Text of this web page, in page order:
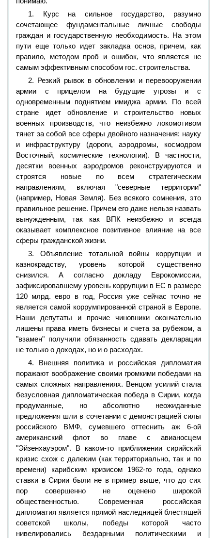
1. Курс на сильное государство, разумно
сочетающее фундаментальные личные свободы
граждан и государственную необходимость. На этом
пути еще только идет закладка основ, причем, как
правило, методом проб и ошибок, что является не
самым эффективным способом гос. строительства.
2. Резкий рывок в обновлении и перевооружении
армии с прицелом на будущие угрозы и с
одновременным поднятием имиджа армии. По всей
стране идет обновление и строительство новых
военных производств, что неизбежно локомотивом
тянет за собой все сферы двойного назначения: науку
и инфраструктуру (дороги, аэродромы, космодром
Восточный, космические технологии). В частности,
десятки военных аэродромов реконструируются и
строятся новые по всем стратегическим
направлениям, включая "северные территории"
(например, Новая Земля). Без всякого сомнения, это
правильное решение. Причем его даже нельзя назвать
вынужденным, так как ВПК неизбежно и всегда
оказывает комплексное позитивное влияние на все
сферы гражданской жизни.
3. Объявление тотальной войны коррупции и
казнокрадству, уровень которой существенно
снизился. А согласно докладу Еврокомиссии,
зафиксировавшему уровень коррупции в ЕС в размере
120 млрд. евро в год, Россия уже сейчас точно не
является самой коррумпированной страной в Европе.
Наши депутаты и прочие чиновники окончательно
лишены права иметь бизнесы и счета за рубежом, а
"взамен" получили обязанность сдавать декларации
не только о доходах, но и о расходах.
4. Внешняя политика и российская дипломатия
поражают воображение своими громкими победами на
самых сложных направлениях. Венцом усилий стала
безусловная дипломатическая победа в Сирии, когда
продуманные, но абсолютно неожиданные
предложения шли в сочетании с демонстрацией силы
российского ВМФ, сумевшего оттеснить аж 6-ой
американский флот во главе с авианосцем
"Эйзенхауэром". В каком-то приближении сирийский
кризис схож с далеким (как территориально, так и по
времени) карибским кризисом 1962-го года, однако
ставки в Сирии были не в пример выше, что до сих
пор совершенно не оценено широкой
общественностью. Современная российская
дипломатия является прямой наследницей блестящей
советской школы, победы которой часто
нивелировались бездарными политическими и